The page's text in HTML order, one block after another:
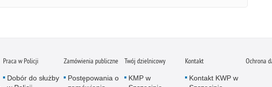
Praca w Policji
Dobór do służby
Zamówienia publiczne
Postępowania o
Twój dzielnicowy
KMP w
Kontakt
Kontakt KWP w
Ochrona